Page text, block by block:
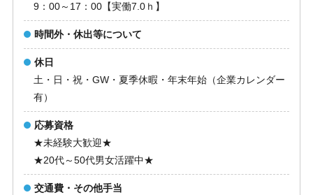
9：00～17：00【実働7.0ｈ】
時間外・休出等について
休日
土・日・祝・GW・夏季休暇・年末年始（企業カレンダー
有）
応募資格
★未経験大歓迎★
★20代～50代男女活躍中★
交通費・その他手当